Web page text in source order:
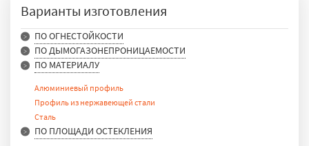
Варианты изготовления
ПО ОГНЕСТОЙКОСТИ
EIW 15
EIW 30
EIW 60
EIW 90
EI 15
EI 30
ПО ДЫМОГАЗОНЕПРОНИЦАЕМОСТИ
EIWS 15-90
ПО МАТЕРИАЛУ
Алюминиевый профиль
Профиль из нержавеющей стали
Сталь
ПО ПЛОЩАДИ ОСТЕКЛЕНИЯ